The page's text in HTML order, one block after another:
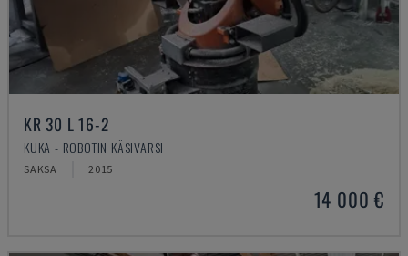
KR 30 L 16-2
KUKA - ROBOTIN KÄSIVARSI
SAKSA 2015
14 000 €